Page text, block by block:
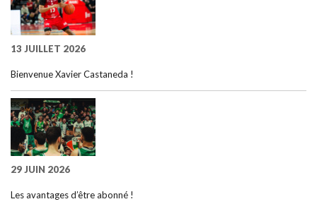
13 JUILLET 2026
Bienvenue Xavier Castaneda !
29 JUIN 2026
Les avantages d’être abonné !